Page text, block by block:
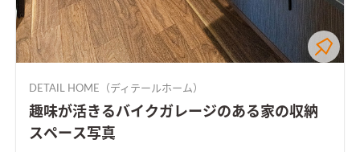
DETAIL HOME（ディテールホーム）
趣味が活きるバイクガレージのある家の収納
スペース写真